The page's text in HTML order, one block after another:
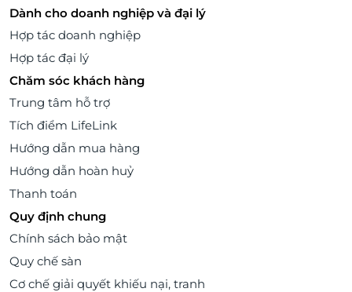
Dành cho doanh nghiệp và đại lý
Hợp tác doanh nghiệp
Hợp tác đại lý
Chăm sóc khách hàng
Trung tâm hỗ trợ
Tích điểm LifeLink
Hướng dẫn mua hàng
Hướng dẫn hoàn huỷ
Thanh toán
Quy định chung
Chính sách bảo mật
Quy chế sàn
Cơ chế giải quyết khiếu nại, tranh